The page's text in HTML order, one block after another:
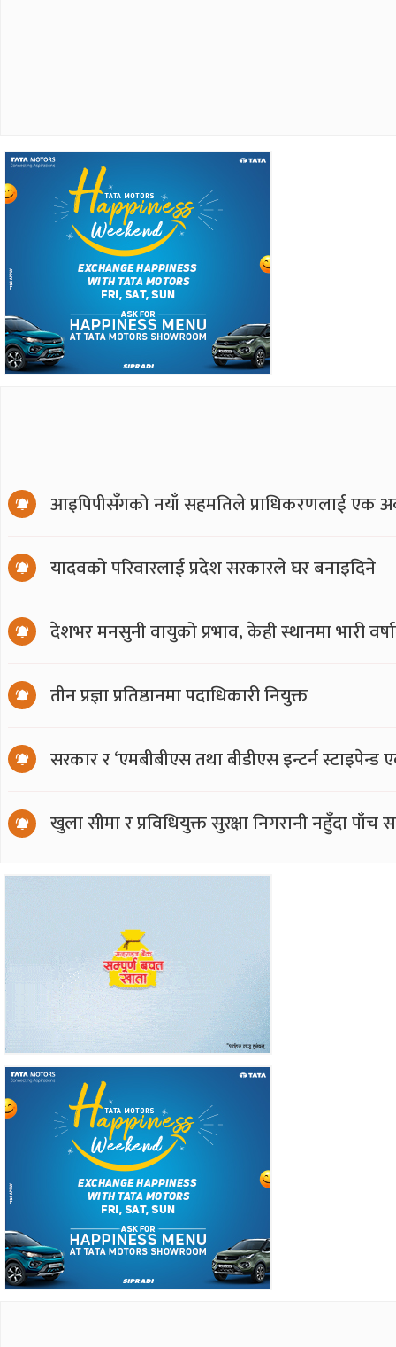
आइपिपीसँगको नयाँ सहमतिले प्राधिकरणलाई एक
यादवको परिवारलाई प्रदेश सरकारले घर बनाइदिने
देशभर मनसुनी वायुको प्रभाव, केही स्थानमा भारी
तीन प्रज्ञा प्रतिष्ठानमा पदाधिकारी नियुक्त
सरकार र ‘एमबीबीएस तथा बीडीएस इन्टर्न
खुला सीमा र प्रविधियुक्त सुरक्षा निगरानी नहुँदा पाँच